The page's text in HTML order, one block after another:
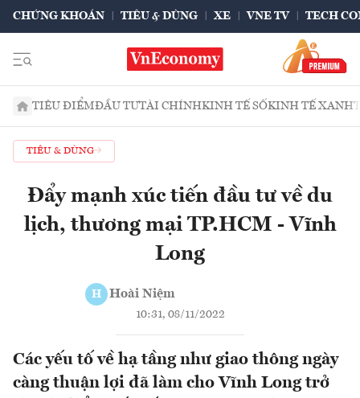
CHỨNG KHOÁN TIÊU & DÙNG XE VNE TV TECH
TIÊU ĐIỂMĐẦU TƯTÀI CHÍNHKINH TẾ SỐKINH TẾ XANH
TIÊU & DÙNG
Đẩy mạnh xúc tiến đầu tư về du
lịch, thương mại TP.HCM - Vĩnh
Long
H Hoài Niệm
10:31, 08/11/2022
Các yếu tố về hạ tầng như giao thông ngày
càng thuận lợi đã làm cho Vĩnh Long trở